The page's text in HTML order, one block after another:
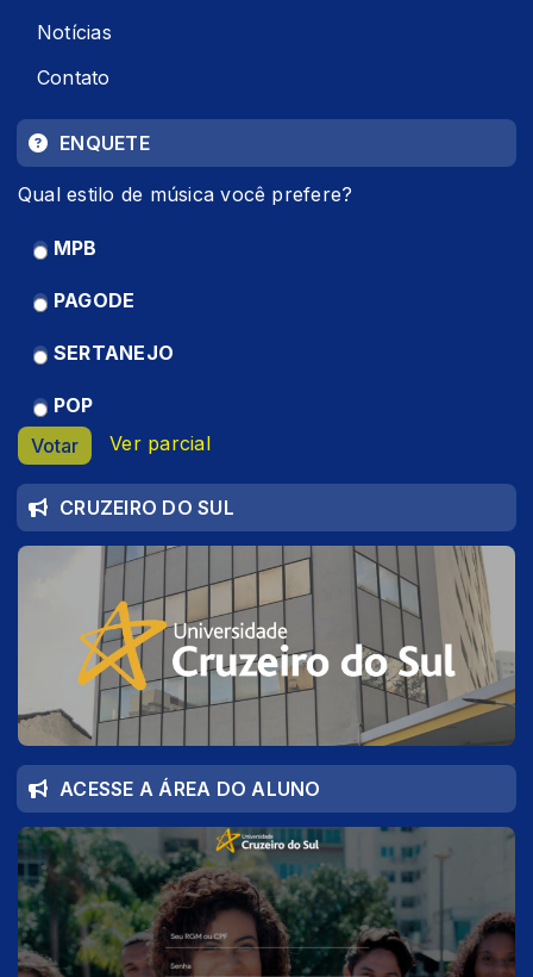
Notícias
Contato
ENQUETE
Qual estilo de música você prefere?
MPB
PAGODE
SERTANEJO
POP
Votar
Ver parcial
CRUZEIRO DO SUL
ACESSE A ÁREA DO ALUNO